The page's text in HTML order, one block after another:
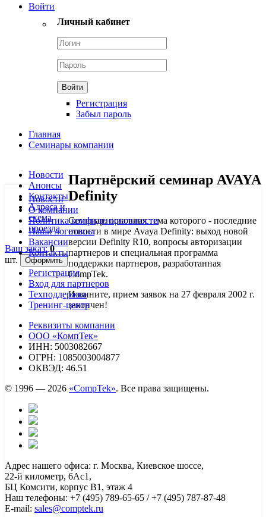
Войти
Личный кабинет
Регистрация
Забыл пароль
Главная
Семинары компании
Новости
Анонсы
Контакты
Адреса и
схема
проезда
Ваш заказ: 0
шт.
Партнёрский семинар AVAYA
Definity
Семинар, основная тема которого - последние
новости в мире Avaya Definity: выход новой
версии Definity R10, вопросы авторизации
партнеров и специальная программа
поддержки партнеров, разработанная
CompTek.
Извините, прием заявок на 27 февраля 2002 г.
закончен!
Новости
О компании
Политика конфиденциальности
Наши логотипы
Вакансии
Контакты
Регистрация
Вход для партнеров
Техподдержка
Тренинг-центр
Реквизиты компании
ООО «КомпТек»
ИНН: 5003082667
ОГРН: 1085003004877
ОКВЭД: 46.51
© 1996 — 2026 «CompTek». Все права защищены.
Адрес нашего офиса: г. Москва, Киевское шоссе,
22-й километр, 6Ас1,
БЦ Комсити, корпус B1, этаж 4
Наш телефоны: +7 (495) 789-65-65 / +7 (495) 787-87-48
E-mail: sales@comptek.ru